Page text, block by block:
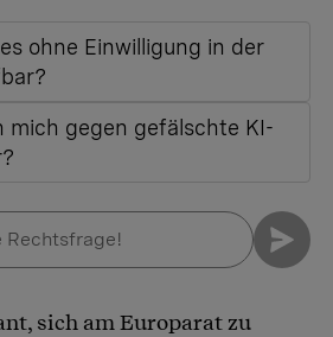
ohne Einwilligung in der
mich gegen gefälschte KI-
sich am Europarat zu